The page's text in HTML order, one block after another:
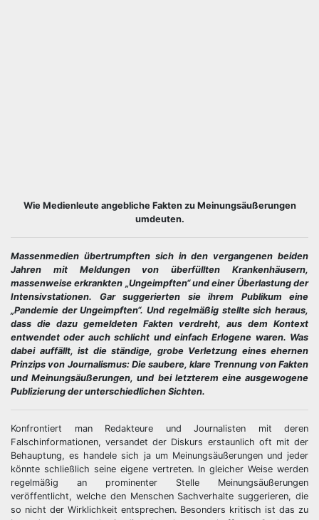
Wie Medienleute angebliche Fakten zu Meinungsäußerungen
umdeuten.
Massenmedien übertrumpften sich in den vergangenen beiden
Jahren mit Meldungen von überfüllten Krankenhäusern,
massenweise erkrankten „Ungeimpften“ und einer Überlastung der
Intensivstationen. Gar suggerierten sie ihrem Publikum eine
„Pandemie der Ungeimpften“. Und regelmäßig stellte sich heraus,
dass die dazu gemeldeten Fakten verdreht, aus dem Kontext
entwendet oder auch schlicht und einfach Erlogene waren. Was
dabei auffällt, ist die ständige, grobe Verletzung eines ehernen
Prinzips von Journalismus: Die saubere, klare Trennung von Fakten
und Meinungsäußerungen, und bei letzterem eine ausgewogene
Publizierung der unterschiedlichen Sichten.
Konfrontiert man Redakteure und Journalisten mit deren
Falschinformationen, versandet der Diskurs erstaunlich oft mit der
Behauptung, es handele sich ja um Meinungsäußerungen und jeder
könnte schließlich seine eigene vertreten. In gleicher Weise werden
regelmäßig an prominenter Stelle Meinungsäußerungen
veröffentlicht, welche den Menschen Sachverhalte suggerieren, die
so nicht der Wirklichkeit entsprechen. Besonders kritisch ist das zu